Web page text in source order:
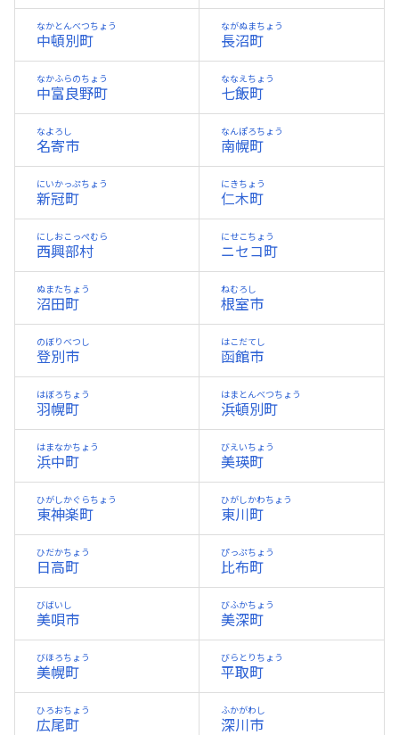
中頓別町
なかとんべつちょう
長沼町
ながぬまちょう
中富良野町
なかふらのちょう
七飯町
ななえちょう
名寄市
なよろし
南幌町
なんぽろちょう
新冠町
にいかっぷちょう
仁木町
にきちょう
西興部村
にしおこっぺむら
ニセコ町
にせこちょう
沼田町
ぬまたちょう
根室市
ねむろし
登別市
のぼりべつし
函館市
はこだてし
羽幌町
はぼろちょう
浜頓別町
はまとんべつちょう
浜中町
はまなかちょう
美瑛町
びえいちょう
東神楽町
ひがしかぐらちょう
東川町
ひがしかわちょう
日高町
ひだかちょう
比布町
ぴっぷちょう
美唄市
びばいし
美深町
びふかちょう
美幌町
びほろちょう
平取町
びらとりちょう
広尾町
ひろおちょう
深川市
ふかがわし